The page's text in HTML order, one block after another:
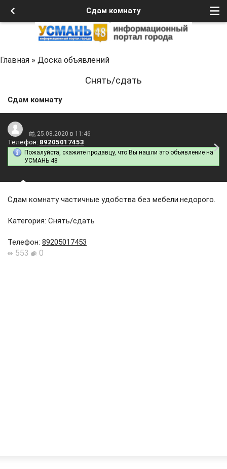
Сдам комнату
Главная » Доска объявлений
Снять/сдать
Сдам комнату
25.08.2020 в 11:46
Телефон: 89205017453
Пожалуйста, скажите продавцу, что Вы нашли это объявление на
УСМАНЬ 48
Сдам комнату частичные удобства без мебели.недорого.
Категория: Снять/сдать
Телефон: 89205017453
553 0